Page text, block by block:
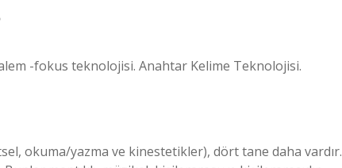
-fokus teknolojisi. Anahtar Kelime Teknolojisi.
okuma/yazma ve kinestetikler), dört tane daha vardır.